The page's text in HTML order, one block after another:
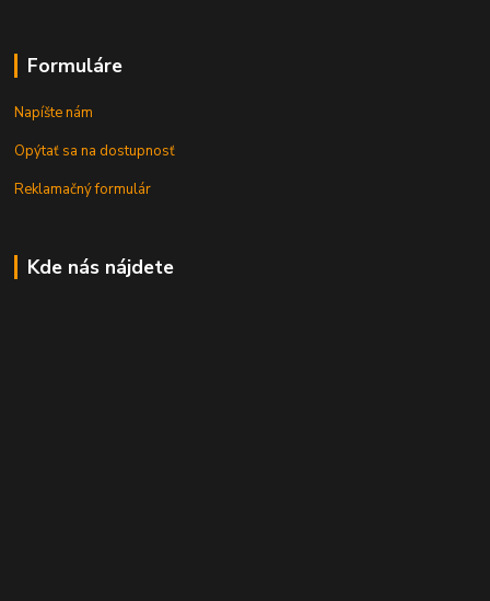
Formuláre
Napíšte nám
Opýtať sa na dostupnosť
Reklamačný formulár
Kde nás nájdete